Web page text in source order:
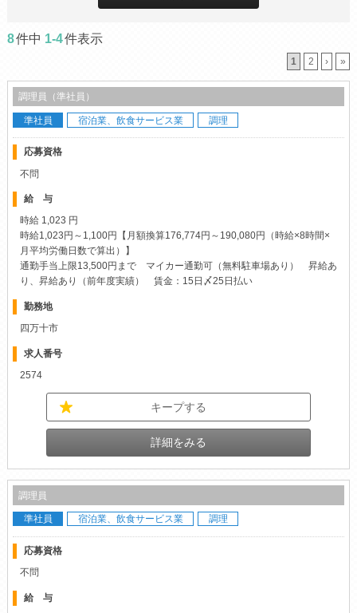
8件中 1-4件表示
1 2 › »
調理員（準社員）
準社員 宿泊業、飲食サービス業 調理
応募資格
不問
給 与
時給 1,023 円
時給1,023円～1,100円【月額換算176,774円～190,080円（時給×8時間×
月平均労働日数で算出）】
通勤手当上限13,500円まで マイカー通勤可（無料駐車場あり） 昇給あ
り、昇給あり（前年度実績） 賃金：15日〆25日払い
勤務地
四万十市
求人番号
2574
キープする
詳細をみる
調理員
準社員 宿泊業、飲食サービス業 調理
応募資格
不問
給 与